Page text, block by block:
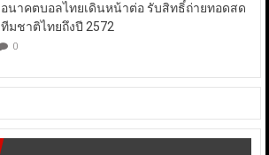
อนาคตบอลไทยเดินหน้าต่อ รับสิทธิ์ถ่ายทอดสด
ทีมชาติไทยถึงปี 2572
0